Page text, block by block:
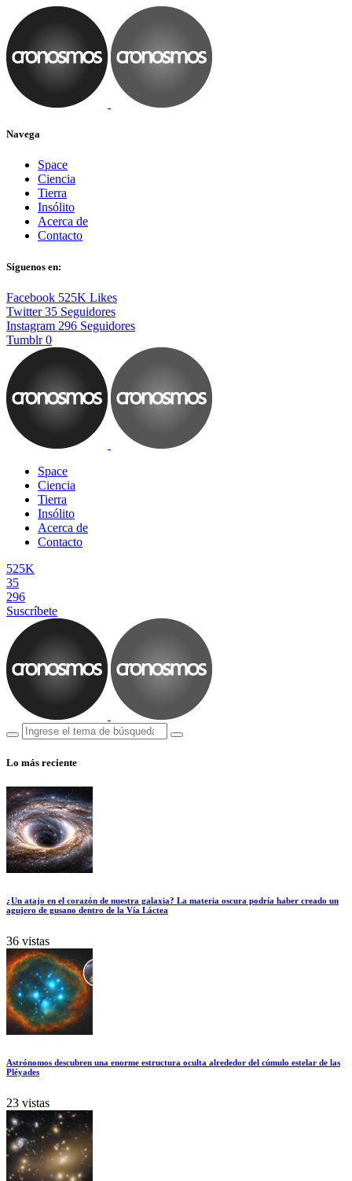
Navega
Space
Ciencia
Tierra
Insólito
Acerca de
Contacto
Síguenos en:
Facebook 525K Likes
Twitter 35 Seguidores
Instagram 296 Seguidores
Tumblr 0
Space
Ciencia
Tierra
Insólito
Acerca de
Contacto
525K
35
296
Suscríbete
Lo más reciente
¿Un atajo en el corazón de nuestra galaxia? La materia oscura podría haber creado un
agujero de gusano dentro de la Vía Láctea
36 vistas
Astrónomos descubren una enorme estructura oculta alrededor del cúmulo estelar de las
Pléyades
23 vistas